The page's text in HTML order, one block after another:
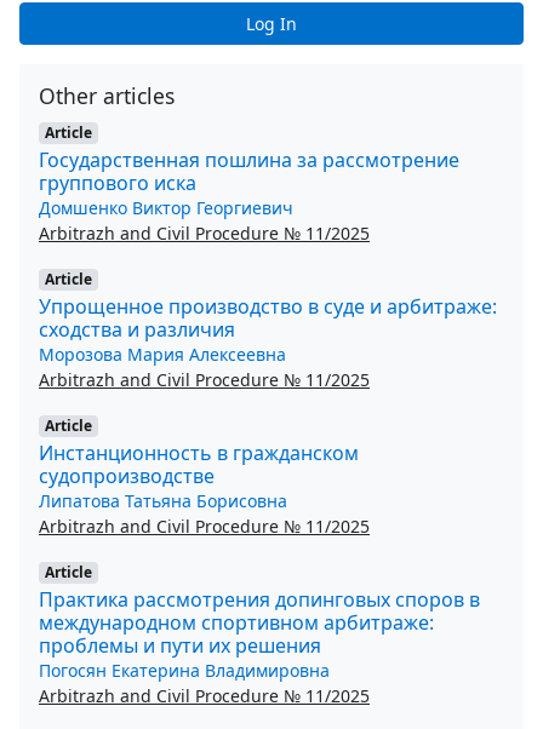
Log In
Other articles
Article
Государственная пошлина за рассмотрение
группового иска
Домшенко Виктор Георгиевич
Arbitrazh and Civil Procedure № 11/2025
Article
Упрощенное производство в суде и арбитраже:
сходства и различия
Морозова Мария Алексеевна
Arbitrazh and Civil Procedure № 11/2025
Article
Инстанционность в гражданском
судопроизводстве
Липатова Татьяна Борисовна
Arbitrazh and Civil Procedure № 11/2025
Article
Практика рассмотрения допинговых споров в
международном спортивном арбитраже:
проблемы и пути их решения
Погосян Екатерина Владимировна
Arbitrazh and Civil Procedure № 11/2025